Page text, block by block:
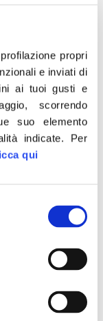
propri
e inviati di
ai tuoi gusti e
scorrendo
suo elemento
indicate. Per
qui
ma un
partecipata
delle
al limite
non può
dorme
euro al mese,
800 euro li
un lavoratore
di Ita, già